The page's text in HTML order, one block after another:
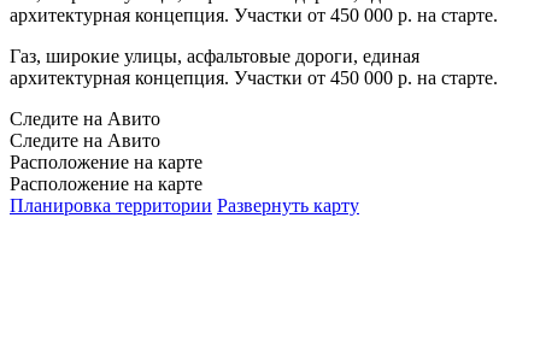
архитектурная концепция. Участки от 450 000 р. на старте.
Газ, широкие улицы, асфальтовые дороги, единая
архитектурная концепция. Участки от 450 000 р. на старте.
Следите на Авито
Следите на Авито
Расположение на карте
Расположение на карте
Планировка территории Развернуть карту